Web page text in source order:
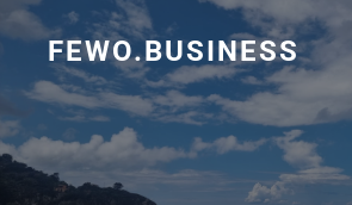
FEWO.BUSINESS